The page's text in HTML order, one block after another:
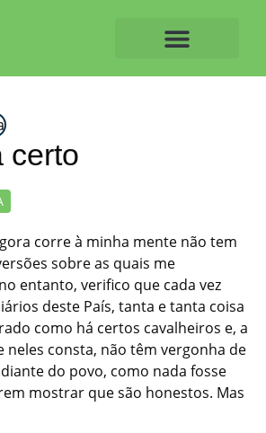
certo
corre à minha mente não tem
sobre as quais me
entanto, verifico que cada vez
deste País, tanta e tanta coisa
como há certos cavalheiros e, a
neles consta, não têm vergonha de
do povo, como nada fosse
mostrar que são honestos. Mas